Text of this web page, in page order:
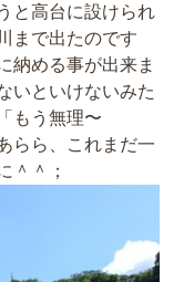
と高台に設けられ
まで出たのです
納める事が出来ま
いといけないみた
もう無理〜
らら、これまだ一
＾＾；